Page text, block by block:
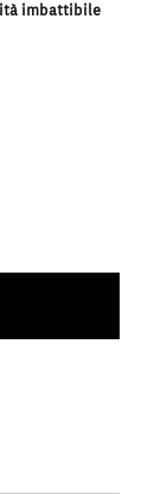
imbattibile